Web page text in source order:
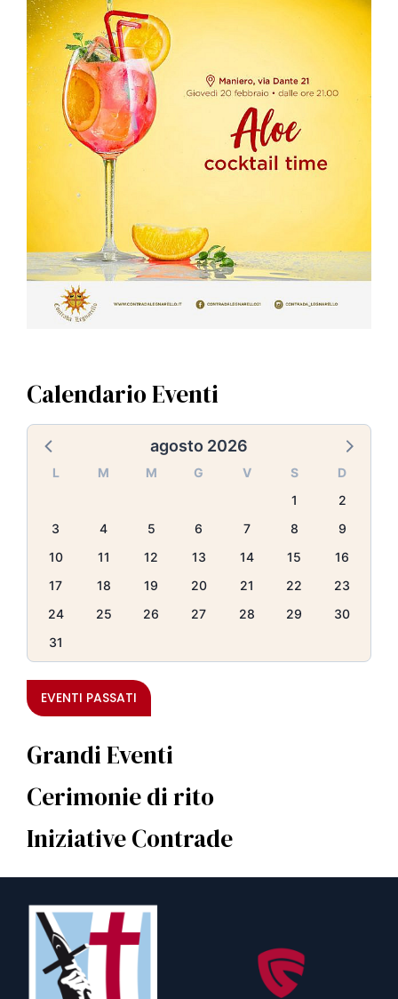
Calendario Eventi
agosto 2026
L M M G V S
D
1
2
3
4 5 6 7 8
9
10
11 12 13 14 15
16
17
18 19 20 21 22
23
24
25 26 27 28 29
30
31
EVENTI PASSATI
Grandi Eventi
Cerimonie di rito
Iniziative Contrade